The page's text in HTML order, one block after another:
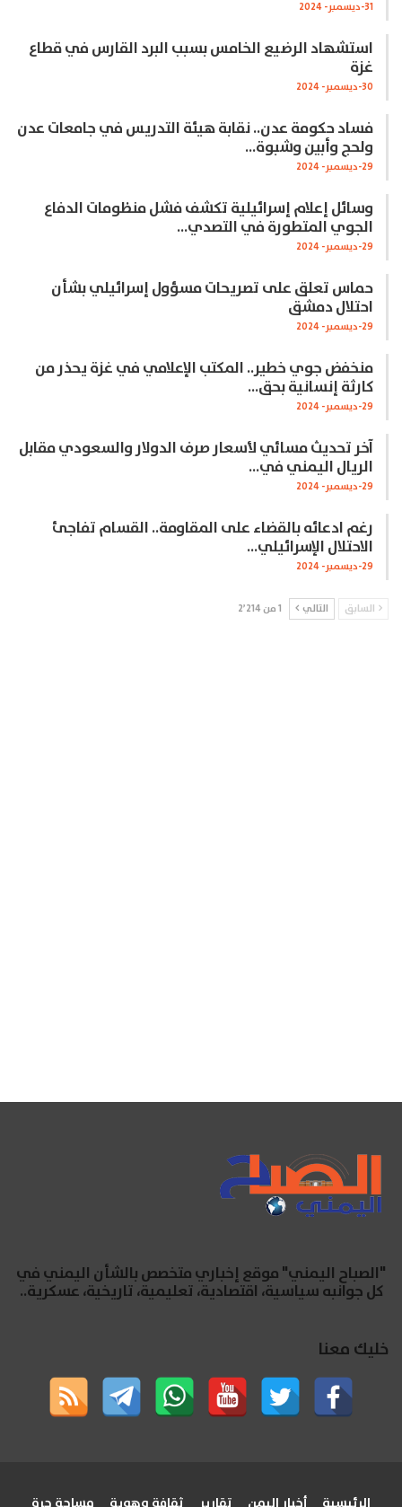
31-ديسمبر- 2024
استشهاد الرضيع الخامس بسبب البرد القارس في قطاع
غزة
30-ديسمبر- 2024
فساد حكومة عدن.. نقابة هيئة التدريس في جامعات عدن
ولحج وأبين وشبوة…
29-ديسمبر- 2024
وسائل إعلام إسرائيلية تكشف فشل منظومات الدفاع
الجوي المتطورة في التصدي…
29-ديسمبر- 2024
حماس تعلق على تصريحات مسؤول إسرائيلي بشأن
احتلال دمشق
29-ديسمبر- 2024
منخفض جوي خطير.. المكتب الإعلامي في غزة يحذر من
كارثة إنسانية بحق…
29-ديسمبر- 2024
آخر تحديث مسائي لأسعار صرف الدولار والسعودي مقابل
الريال اليمني في…
29-ديسمبر- 2024
رغم ادعائه بالقضاء على المقاومة.. القسام تفاجئ
الاحتلال الإسرائيلي…
29-ديسمبر- 2024
السابق التالي 1 من 2٬214
"الصباح اليمني" موقع إخباري متخصص بالشأن اليمني في
كل جوانبه سياسية، اقتصادية، تعليمية، تاريخية، عسكرية..
خليك معنا